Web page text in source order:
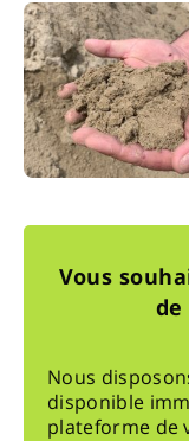
Vous
de
Nous
disponible
plateforme de